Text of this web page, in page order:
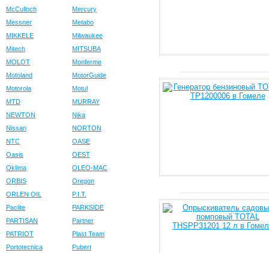
McCulloch
Mercury
Messner
Metabo
MIKKELE
Milwaukee
Mitech
MITSUBA
MOLOT
Monferme
Motoland
MotorGuide
Motorola
Motul
MTD
MURRAY
NEWTON
Nika
Nissan
NORTON
NTC
OASE
Oasis
OEST
Oklima
OLEO-MAC
ORBIS
Oregon
ORLEN OIL
P.I.T.
Paclite
PARKSIDE
PARTISAN
Partner
PATRIOT
Plast Team
Portotecnica
Pubert